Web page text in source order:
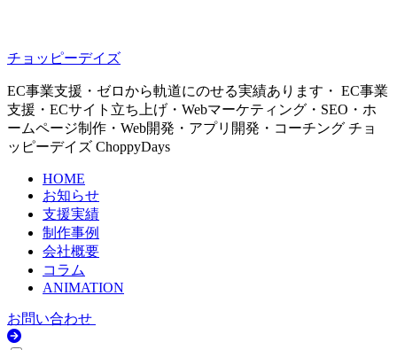
チョッピーデイズ
EC事業支援・ゼロから軌道にのせる実績あります・ EC事業
支援・ECサイト立ち上げ・Webマーケティング・SEO・ホ
ームページ制作・Web開発・アプリ開発・コーチング チョ
ッピーデイズ ChoppyDays
HOME
お知らせ
支援実績
制作事例
会社概要
コラム
ANIMATION
お問い合わせ